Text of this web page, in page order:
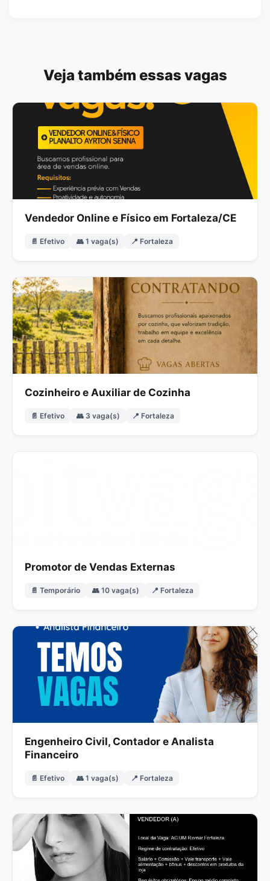
Veja também essas vagas
Vendedor Online e Físico em Fortaleza/CE
📄 Efetivo 👥 1 vaga(s) 📍 Fortaleza
Cozinheiro e Auxiliar de Cozinha
📄 Efetivo 👥 3 vaga(s) 📍 Fortaleza
Promotor de Vendas Externas
📄 Temporário 👥 10 vaga(s) 📍 Fortaleza
Engenheiro Civil, Contador e Analista
Financeiro
📄 Efetivo 👥 1 vaga(s) 📍 Fortaleza